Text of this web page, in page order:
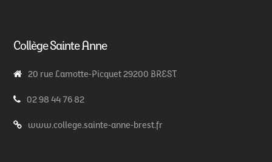
Collège Sainte Anne
20 rue Lamotte-Picquet 29200 BREST
02 98 44 76 82
www.college.sainte-anne-brest.fr